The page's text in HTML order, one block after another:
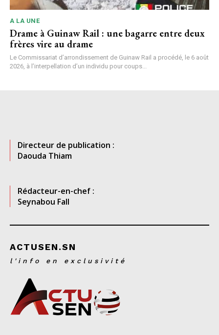
A LA UNE
Drame à Guinaw Rail : une bagarre entre deux
frères vire au drame
Le Commissariat d’arrondissement de Guinaw Rail a procédé, le 6 août
2026, à l’interpellation d’un individu pour coups...
Directeur de publication :
Daouda Thiam
Rédacteur-en-chef :
Seynabou Fall
ACTUSEN.SN
l'info en exclusivité